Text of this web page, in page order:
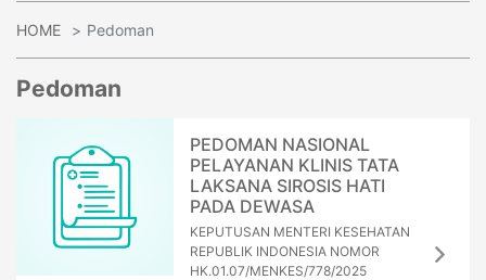
HOME Pedoman
Pedoman
PEDOMAN NASIONAL
PELAYANAN KLINIS TATA
LAKSANA SIROSIS HATI
PADA DEWASA
KEPUTUSAN MENTERI KESEHATAN
REPUBLIK INDONESIA NOMOR
HK.01.07/MENKES/778/2025